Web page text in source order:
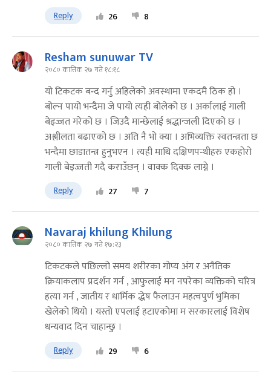
Reply 26 8
Resham sunuwar TV
२०८० कात्तिक २७ गते १८:१८
यो टिकटक बन्द गर्नु अहिलेको अवस्थामा एकदमै ठिक हो ।
बोल्न पायो भन्दैमा जे पायो त्यही बोलेको छ । अर्कालाई गाली
बेइज्जत गरेको छ । जिउदै मान्छेलाई श्रद्धान्जली दिएको छ ।
अश्लीलता बढाएको छ । अति नै भो क्या । अभिव्यक्ति स्वतन्त्रता छ
भन्दैमा छाडातन्त्र हुनुभएन । त्यही माथि दक्षिणपन्थीहरु एकहोरो
गाली बेइज्जती गदै कराउँछन् । वाक्क दिक्क लाग्ने ।
Reply 27 7
Navaraj khilung Khilung
२०८० कात्तिक २७ गते १७:२३
टिकटकले पछिल्लो समय शरीरका गाेप्य अंग र अनैतिक
क्रियाकलाप प्रदर्शन गर्न , आफुलाई मन नपरेका व्यक्तिकाे चरित्र
हत्या गर्न , जातीय र धार्मिक द्धेष फैलाउन महत्वपुर्ण भुमिका
खेलेकाे थियाे । यस्ताे एपलाई हटाएकाेमा म सरकारलाई विशेष
धन्यवाद दिन चाहान्छु ।
Reply 29 6